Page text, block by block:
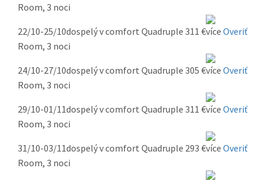
Room, 3 noci
22/10-25/10dospelý v comfort Quadruple
Room, 3 noci
311 € Overiť
24/10-27/10dospelý v comfort Quadruple
Room, 3 noci
305 € Overiť
29/10-01/11dospelý v comfort Quadruple
Room, 3 noci
311 € Overiť
31/10-03/11dospelý v comfort Quadruple
Room, 3 noci
293 € Overiť